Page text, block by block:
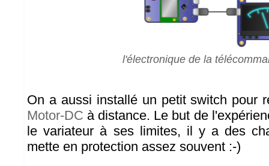
l'électronique de la
On a aussi installé un petit switch pour
Motor-DC à distance. Le but de
le variateur à ses limites, il y a des
mette en protection assez souvent :-)